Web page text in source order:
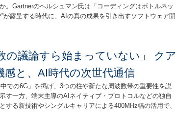
。Gartnerのヘルシュマン氏は「コーディングはボトルネッ
が露呈する時代に、AIの真の成果を引き出すソフトウェア開
の議論すら始まっていない」 クア
感と、AI時代の次世代通信
での6G」を掲げ、3つの柱や新たな周波数帯の重要性を説
す一方、端末主導のAIネイティブ・プロトコルなどの独自
る新技術やシングルキャリアによる400MHz幅の活用で、